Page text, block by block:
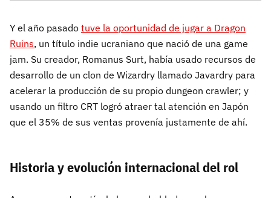
Y el año pasado tuve la oportunidad de jugar a Dragon
Ruins, un título indie ucraniano que nació de una game
jam. Su creador, Romanus Surt, había usado recursos de
desarrollo de un clon de Wizardry llamado Javardry para
acelerar la producción de su propio dungeon crawler; y
usando un filtro CRT logró atraer tal atención en Japón
que el 35% de sus ventas provenía justamente de ahí.
Historia y evolución internacional del rol